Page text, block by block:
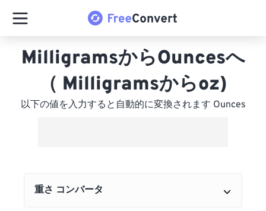
MilligramsからOuncesへ
（ Milligramsからoz)
以下の値を入力すると自動的に変換されます Ounces